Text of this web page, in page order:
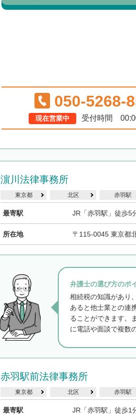
050-5268-
現在営業中 受付時間
濵川法律事務所
東京都 北区 赤羽駅
最寄駅 JR「赤羽駅」徒歩5
所在地 〒115-0045 東京都
弁護士の選び方のポ
相続税の知識があり
あると他士業との連
ることができます。
に電話や面談で複数
赤羽駅前法律事務所
東京都 北区 赤羽駅
最寄駅 JR「赤羽駅」徒歩1